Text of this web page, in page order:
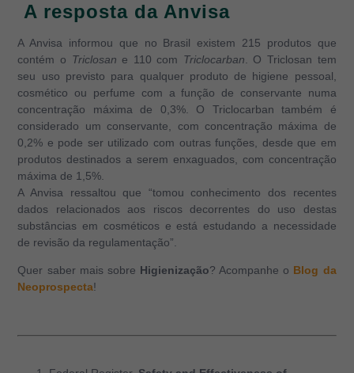
A resposta da Anvisa
A Anvisa informou que no Brasil existem 215 produtos que
contém o Triclosan e 110 com Triclocarban . O Triclosan tem
seu uso previsto para qualquer produto de higiene pessoal,
cosmético ou perfume com a função de conservante numa
concentração máxima de 0,3%. O Triclocarban também é
considerado um conservante, com concentração máxima de
0,2% e pode ser utilizado com outras funções, desde que em
produtos destinados a serem enxaguados, com concentração
máxima de 1,5%.
A Anvisa ressaltou que “tomou conhecimento dos recentes
dados relacionados aos riscos decorrentes do uso destas
substâncias em cosméticos e está estudando a necessidade
de revisão da regulamentação”.
Quer saber mais sobre Higienização? Acompanhe o Blog da
Neoprospecta!